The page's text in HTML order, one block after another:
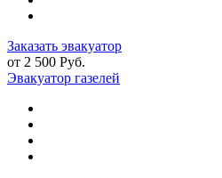
Заказать эвакуатор
от 2 500 Руб.
Эвакуатор газелей